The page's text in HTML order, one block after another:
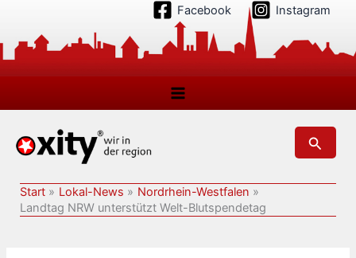
springen
Facebook Instagram
Suchen
Start Lokal-News
Nordrhein-Westfalen
Landtag NRW unterstützt Welt-Blutspendetag